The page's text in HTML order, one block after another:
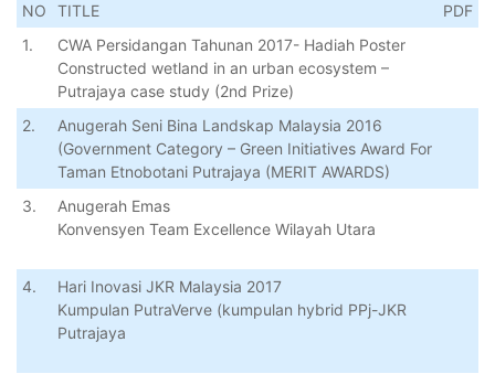
NO TITLE
PDF
1.
CWA Persidangan Tahunan 2017- Hadiah Poster
Constructed wetland in an urban ecosystem –
Putrajaya case study (2nd Prize)
2.
Anugerah Seni Bina Landskap Malaysia 2016
(Government Category – Green Initiatives Award For
Taman Etnobotani Putrajaya (MERIT AWARDS)
3.
Anugerah Emas
Konvensyen Team Excellence Wilayah Utara
4.
Hari Inovasi JKR Malaysia 2017
Kumpulan PutraVerve (kumpulan hybrid PPj-JKR
Putrajaya